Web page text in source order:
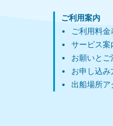
ご利用案内
ご利用料金
サービス案
お願いとご
お申し込
出船場所ア